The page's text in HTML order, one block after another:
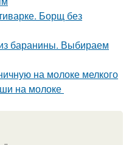
Борщ без
баранины. Выбираем
на молоке мелкого
на молоке